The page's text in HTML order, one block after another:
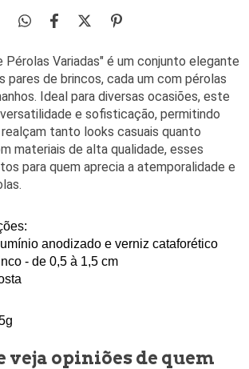
Pérolas Variadas" é um conjunto elegante
de brincos, cada um com pérolas
Ideal para diversas ocasiões, este
e sofisticação, permitindo
tanto looks casuais quanto
materiais de alta qualidade, esses
para quem aprecia a atemporalidade e
anodizado e verniz cataforético
- de 0,5 à 1,5 cm
g
veja opiniões de quem